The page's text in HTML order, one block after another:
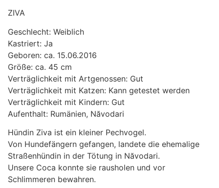
ZIVA
Geschlecht: Weiblich
Kastriert: Ja
Geboren: ca. 15.06.2016
Größe: ca. 45 cm
Verträglichkeit mit Artgenossen: Gut
Verträglichkeit mit Katzen: Kann getestet werden
Verträglichkeit mit Kindern: Gut
Aufenthalt: Rumänien, Năvodari
Hündin Ziva ist ein kleiner Pechvogel.
Von Hundefängern gefangen, landete die ehemalige
Straßenhündin in der Tötung in Năvodari.
Unsere Coca konnte sie rausholen und vor
Schlimmeren bewahren.